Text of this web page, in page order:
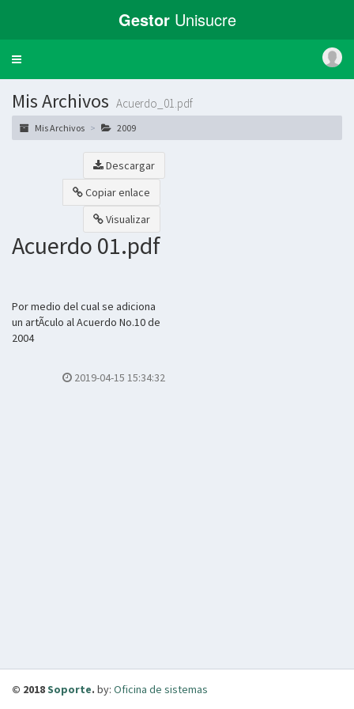
Gestor Unisucre
Toggle
Mis Archivos Acuerdo_01.pdf
Mis Archivos 2009
Descargar
Copiar enlace
Visualizar
Acuerdo 01.pdf
Por medio del cual se adiciona
un artÃ­culo al Acuerdo No.10 de
2004
2019-04-15 15:34:32
© 2018Soporte. by: Oficina de sistemas